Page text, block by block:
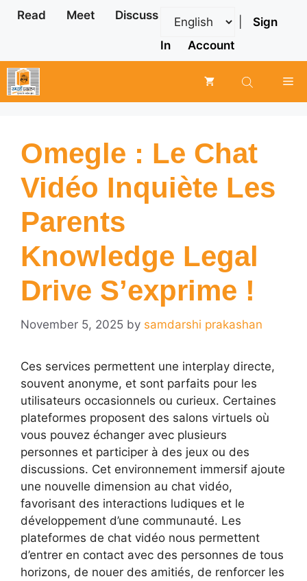
Skip
Read Meet Discuss
Sign
In
Account
Omegle : Le Chat
Vidéo Inquiète Les
Parents
Knowledge Legal
Drive S’exprime !
November 5, 2025 by samdarshi prakashan
Ces services permettent une interplay directe,
souvent anonyme, et sont parfaits pour les
utilisateurs occasionnels ou curieux. Certaines
plateformes proposent des salons virtuels où
vous pouvez échanger avec plusieurs
personnes et participer à des jeux ou des
discussions. Cet environnement immersif ajoute
une nouvelle dimension au chat vidéo,
favorisant des interactions ludiques et le
développement d’une communauté. Les
plateformes de chat vidéo nous permettent
d’entrer en contact avec des personnes de tous
horizons, de nouer des amitiés, de renforcer les